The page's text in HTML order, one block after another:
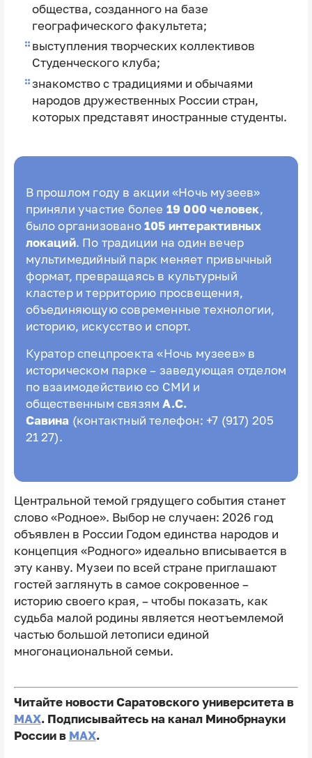
общества, созданного на базе
географического факультета;
выступления творческих коллективов
Студенческого клуба;
знакомство с традициями и обычаями
народов дружественных России стран,
которых представят иностранные студенты.
В прошлом году в акции «Ночь музеев»
приняли участие более 19 000 человек,
было организовано105 интерактивных
локаций. По традиции на один вечер
мультимедийный парк меняет привычный
формат, превращаясь в культурный
кластер и территорию просвещения,
объединяющую современные технологии,
историю, искусство и спорт.
Куратор спецпроекта «Ночь музеев» в
историческом парке – заведующая отделом
по взаимодействию со СМИ и
общественным связямА.С.
Савина (контактный телефон: +7 (917) 205
21 27).
Центральной темой грядущего события станет
слово «Родное». Выбор не случаен: 2026 год
объявлен в России Годом единства народов и
концепция «Родного» идеально вписывается в
эту канву. Музеи по всей стране приглашают
гостей заглянуть в самое сокровенное –
историю своего края, – чтобы показать, как
судьба малой родины является неотъемлемой
частью большой летописи единой
многонациональной семьи.
Читайте новости Саратовского университета в
MAX. Подписывайтесь на канал Минобрнауки
России в MAX.